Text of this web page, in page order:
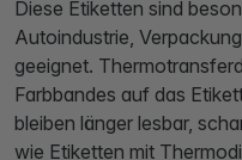
Diese Etiketten sind
Autoindustrie,
geeignet.
Farbbandes auf das
bleiben länger lesbar,
wie Etiketten mit